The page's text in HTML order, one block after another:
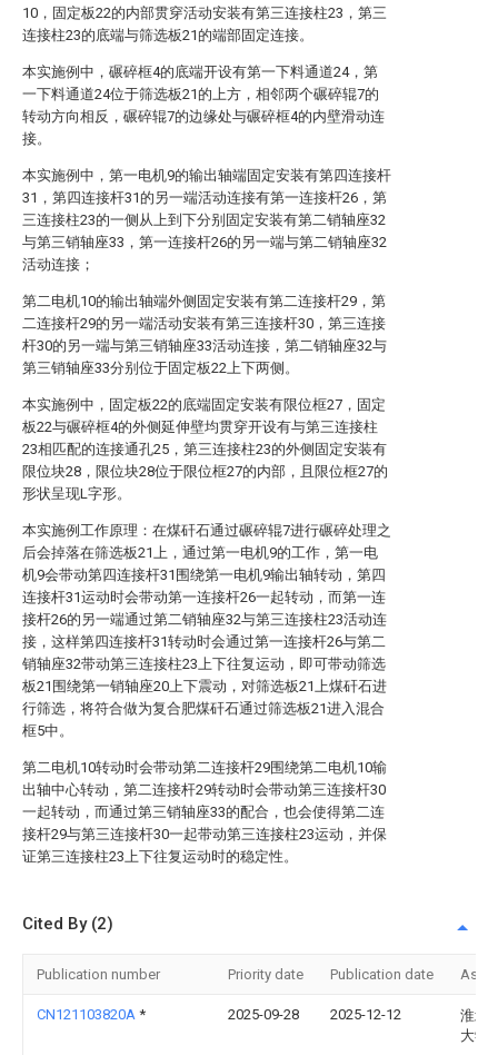
10，固定板22的内部贯穿活动安装有第三连接柱23，第三
连接柱23的底端与筛选板21的端部固定连接。
本实施例中，碾碎框4的底端开设有第一下料通道24，第
一下料通道24位于筛选板21的上方，相邻两个碾碎辊7的
转动方向相反，碾碎辊7的边缘处与碾碎框4的内壁滑动连
接。
本实施例中，第一电机9的输出轴端固定安装有第四连接杆
31，第四连接杆31的另一端活动连接有第一连接杆26，第
三连接柱23的一侧从上到下分别固定安装有第二销轴座32
与第三销轴座33，第一连接杆26的另一端与第二销轴座32
活动连接；
第二电机10的输出轴端外侧固定安装有第二连接杆29，第
二连接杆29的另一端活动安装有第三连接杆30，第三连接
杆30的另一端与第三销轴座33活动连接，第二销轴座32与
第三销轴座33分别位于固定板22上下两侧。
本实施例中，固定板22的底端固定安装有限位框27，固定
板22与碾碎框4的外侧延伸壁均贯穿开设有与第三连接柱
23相匹配的连接通孔25，第三连接柱23的外侧固定安装有
限位块28，限位块28位于限位框27的内部，且限位框27的
形状呈现L字形。
本实施例工作原理：在煤矸石通过碾碎辊7进行碾碎处理之
后会掉落在筛选板21上，通过第一电机9的工作，第一电
机9会带动第四连接杆31围绕第一电机9输出轴转动，第四
连接杆31运动时会带动第一连接杆26一起转动，而第一连
接杆26的另一端通过第二销轴座32与第三连接柱23活动连
接，这样第四连接杆31转动时会通过第一连接杆26与第二
销轴座32带动第三连接柱23上下往复运动，即可带动筛选
板21围绕第一销轴座20上下震动，对筛选板21上煤矸石进
行筛选，将符合做为复合肥煤矸石通过筛选板21进入混合
框5中。
第二电机10转动时会带动第二连接杆29围绕第二电机10输
出轴中心转动，第二连接杆29转动时会带动第三连接杆30
一起转动，而通过第三销轴座33的配合，也会使得第二连
接杆29与第三连接杆30一起带动第三连接柱23运动，并保
证第三连接柱23上下往复运动时的稳定性。
Cited By (2)
Publication number Priority date Publication date
CN121103820A * 2025-09-28 2025-12-12
淮北
大学